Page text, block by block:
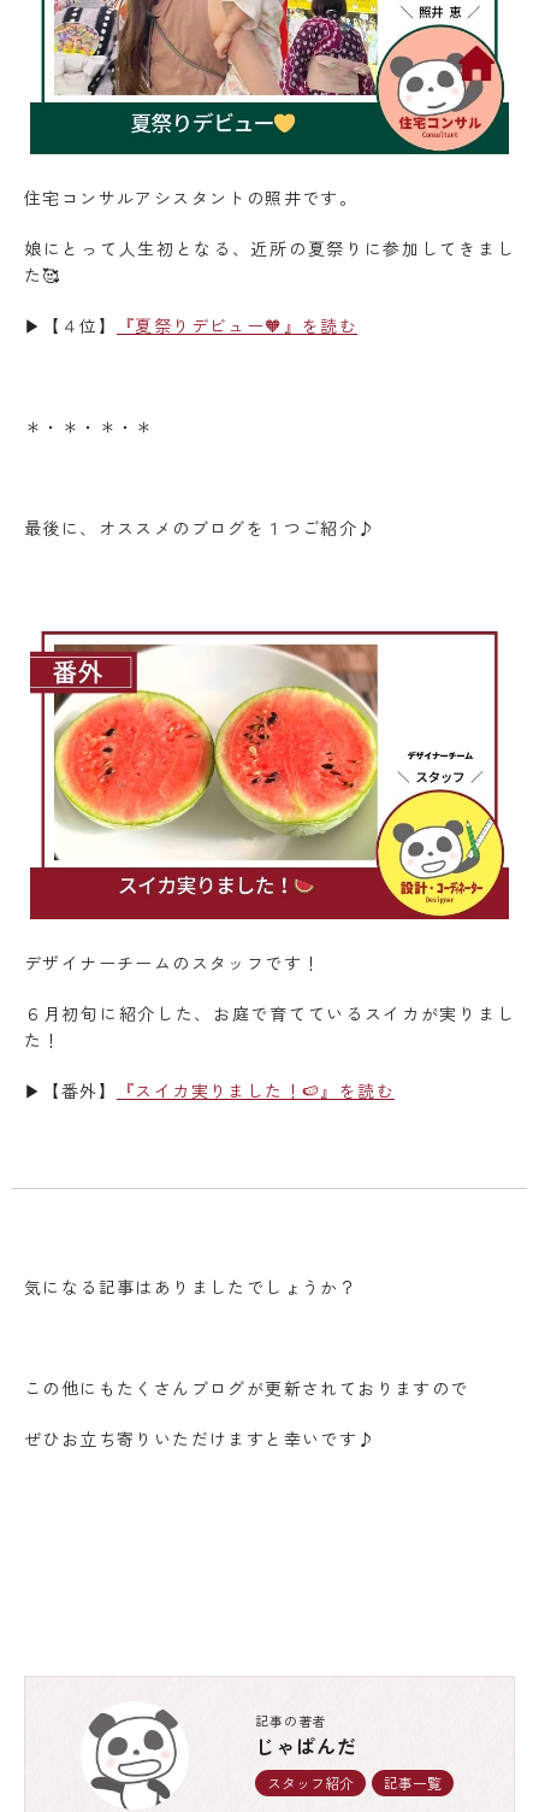
住宅コンサルアシスタントの照井です。
娘にとって人生初となる、近所の夏祭りに参加してきまし
た🥰
▶【４位】 『夏祭りデビュー🧡』を読む
＊・＊・＊・＊
最後に、オススメのブログを１つご紹介♪
デザイナーチームのスタッフです！
６月初旬に紹介した、お庭で育てているスイカが実りまし
た！
▶【番外】 『スイカ実りました！🍉』を読む
気になる記事はありましたでしょうか？
この他にもたくさんブログが更新されておりますので
ぜひお立ち寄りいただけますと幸いです♪
記事の著者
じゃぱんだ
スタッフ紹介 記事一覧